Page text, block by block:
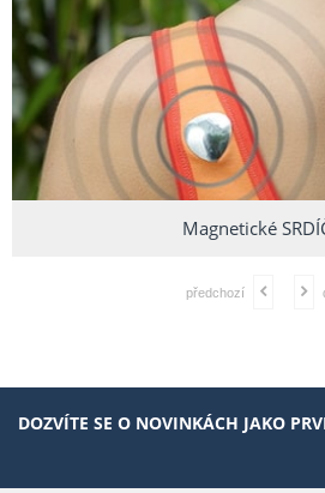
Magnetické
předchozí
DOZVÍTE SE O NOVINKÁCH JAKO